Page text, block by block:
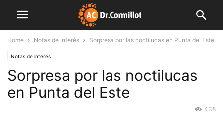
Home Notas de interés Sorpresa por las noctilucas en Punta del Este
Notas de interés
Sorpresa por las noctilucas
en Punta del Este
438